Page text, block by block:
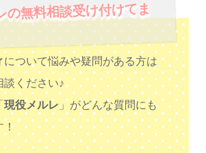
の無料相談受け付けてま
について悩みや疑問がある方は
談ください♪
現役メルレ」がどんな質問にも
！